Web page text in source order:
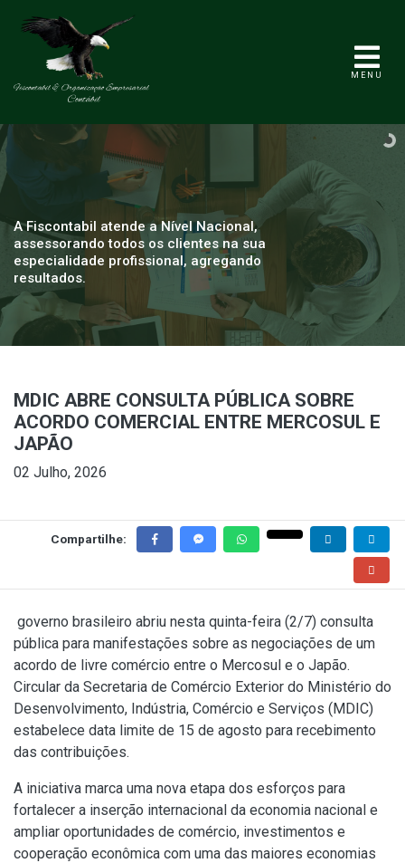
MENU
A Fiscontabil atende a Nível Nacional,
assessorando todos os clientes na sua
especialidade profissional, agregando
resultados.
MDIC ABRE CONSULTA PÚBLICA SOBRE
ACORDO COMERCIAL ENTRE MERCOSUL E
JAPÃO
02 Julho, 2026
Compartilhe:
governo brasileiro abriu nesta quinta-feira (2/7) consulta
pública para manifestações sobre as negociações de um
acordo de livre comércio entre o Mercosul e o Japão.
Circular da Secretaria de Comércio Exterior do Ministério do
Desenvolvimento, Indústria, Comércio e Serviços (MDIC)
estabelece data limite de 15 de agosto para recebimento
das contribuições.
A iniciativa marca uma nova etapa dos esforços para
fortalecer a inserção internacional da economia nacional e
ampliar oportunidades de comércio, investimentos e
cooperação econômica com uma das maiores economias